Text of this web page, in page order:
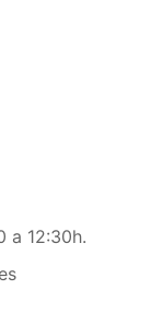
a 12:30h.